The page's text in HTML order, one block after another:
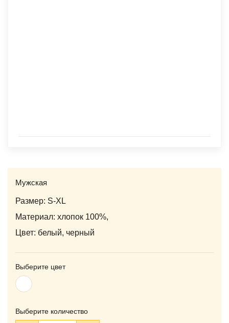
Мужская
Размер: S-XL
Материал: хлопок 100%,
Цвет: белый, черный
Выберите цвет
Белый
Выберите количество